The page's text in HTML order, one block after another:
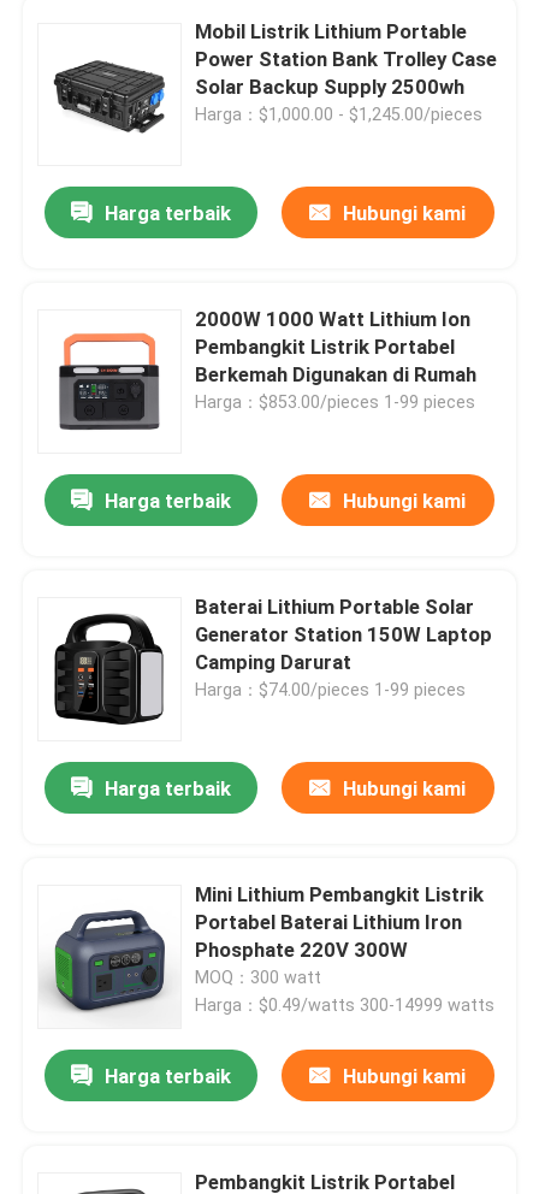
Rumah
Video
Tentang kami
Tur Pabrik
Hubungi Kami
Permintaan Penawaran
Baterai Rumah Lifepo4
Mobil Listrik Lithium Portable
Power Station Bank Trolley Case
Solar Backup Supply 2500wh
Harga：$1,000.00 - $1,245.00/pieces
Harga terbaik Hubungi kami
2000W 1000 Watt Lithium Ion
Pembangkit Listrik Portabel
Berkemah Digunakan di Rumah
Harga：$853.00/pieces 1-99 pieces
Harga terbaik Hubungi kami
Baterai Lithium Portable Solar
Generator Station 150W Laptop
Camping Darurat
Harga：$74.00/pieces 1-99 pieces
Harga terbaik Hubungi kami
Mini Lithium Pembangkit Listrik
Portabel Baterai Lithium Iron
Phosphate 220V 300W
MOQ：300 watt
Harga：$0.49/watts 300-14999 watts
Harga terbaik Hubungi kami
Pembangkit Listrik Portabel